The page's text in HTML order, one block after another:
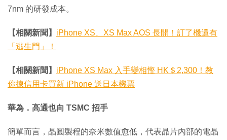
7nm 的研發成本。
【相關新聞】 iPhone XS、XS Max AOS 長開！訂了機還有
「逃生門」！
【相關新聞】 iPhone XS Max 入手變相慳 HK＄2,300！教
你揀信用卡買新 iPhone 送日本機票
華為．高通也向 TSMC 招手
簡單而言，晶圓製程的奈米數值愈低，代表晶片內部的電晶